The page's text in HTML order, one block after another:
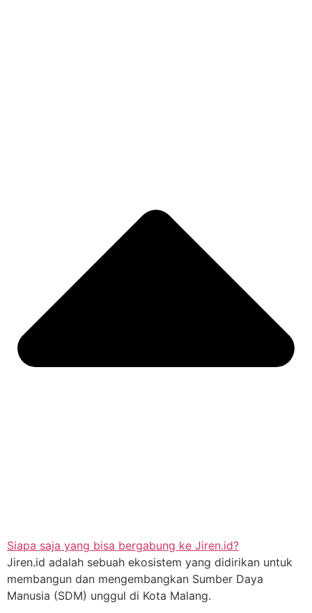
Siapa saja yang bisa bergabung ke Jiren.id?
Jiren.id adalah sebuah ekosistem yang didirikan untuk
membangun dan mengembangkan Sumber Daya
Manusia (SDM) unggul di Kota Malang.